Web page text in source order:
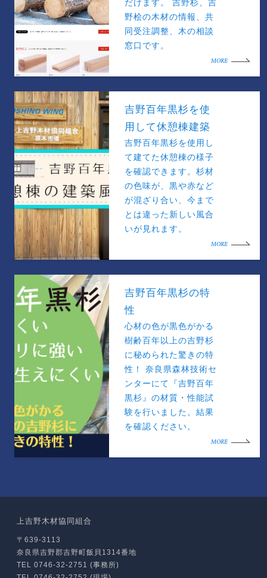
だけます。 吉野杉、吉
野桧の木材の情報、共
同受注調整、木の相談
窓口です。
MORE
吉野百年黒杉を使
用して休憩棟建築
吉野百年黒杉を使用し
て建てた休憩棟の様子
を確認できます。杉材
の色味が、黒や赤など
が混ざり合い、今まで
とは違った新しい風合
いが見れます。
MORE
吉野百年黒杉の特
性
心材の色が黒色がかる
樹齢百年以上の吉野杉
に秘められた驚きの特
性！ 奈良県森林技術セ
ンターにて『吉野百年
黒杉』の材質・性能試
験を行いました。結果
を確認ください。
MORE
上吉野木材協同組合
〒639-3113
奈良県吉野郡吉野町飯貝1314番地
TEL 0746-32-2751 (事務所)